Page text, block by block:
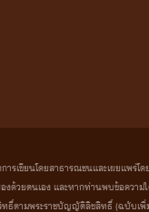
ารเขียนโดยสาธารณชนและเผยแพ
ด้วยตนเอง และหากท่านพบข้อควา
ธิ์ตามพระราชบัญญัติลิขสิทธิ์ (ฉบับเพิ่